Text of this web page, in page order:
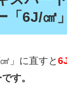
「6J/㎠」
」に直すと
す。